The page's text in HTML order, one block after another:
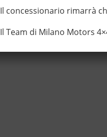
Il concessionario rimarrà
Il Team di Milano Motors